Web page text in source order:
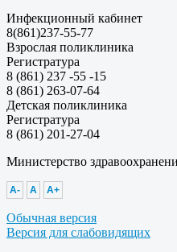
Инфекционный кабинет
8(861)237-55-77
Взрослая поликлиника
Регистратура
8 (861) 237 -55 -15
8 (861) 263-07-64
Детская поликлиника
Регистратура
8 (861) 201-27-04
Министерство
A- A A+
Обычная версия
Версия для слабовидящих